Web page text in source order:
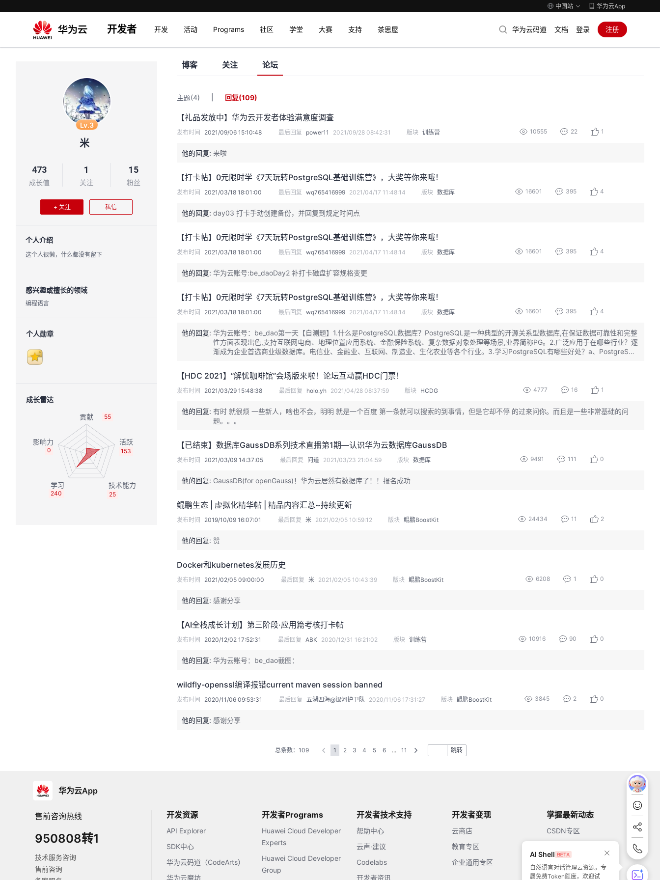
中国站 华为云App
开发者 开发 活动 Programs 社区 学堂 大赛 支持 茶思屋 华为云码道 文档 登录 注册
Lv.3
米
473
成长值
1
关注
15
粉丝
+ 关注 私信
个人介绍
这个人很懒，什么都没有留下
感兴趣或擅长的领域
编程语言
个人勋章
成长雷达
55
153
25
240
0
博客 关注 论坛
主题(4) 回复(109)
【礼品发放中】华为云开发者体验满意度调查
发布时间 2021/09/06 15:10:48 最后回复 power11 2021/09/28 08:42:31 版块 训练营 10555 22 1
他的回复: 来啦
【打卡帖】0元限时学《7天玩转PostgreSQL基础训练营》，大奖等你来哦！
发布时间 2021/03/18 18:01:00 最后回复 wq765416999 2021/04/17 11:48:14 版块 数据库 16601 395 4
他的回复: day03 打卡手动创建备份，并回复到规定时间点
【打卡帖】0元限时学《7天玩转PostgreSQL基础训练营》，大奖等你来哦！
发布时间 2021/03/18 18:01:00 最后回复 wq765416999 2021/04/17 11:48:14 版块 数据库 16601 395 4
他的回复: 华为云账号:be_daoDay2 补打卡磁盘扩容规格变更
【打卡帖】0元限时学《7天玩转PostgreSQL基础训练营》，大奖等你来哦！
发布时间 2021/03/18 18:01:00 最后回复 wq765416999 2021/04/17 11:48:14 版块 数据库 16601 395 4
他的回复: 华为云账号：be_dao第一天【自测题】1.什么是PostgreSQL数据库？PostgreSQL是一种典型的开源关系型数据库,在保证数据可靠性和完整
性方面表现出色,支持互联网电商、地理位置应用系统、金融保险系统、复杂数据对象处理等场景,业界简称PG。2.广泛应用于在哪些行业？逐
渐成为企业首选商业级数据库。电信业、金融业、互联网、制造业、生化农业等各个行业。3.学习PostgreSQL有哪些好处？a、PostgreSQL
【HDC 2021】“解忧咖啡馆”会场版来啦！论坛互动赢HDC门票！
发布时间 2021/03/29 15:48:38 最后回复 holo.yh 2021/04/28 08:37:59 版块 HCDG 4777 16 1
他的回复: 有时 就很烦 一些新人，啥也不会，明明 就是一个百度 第一条就可以搜索的到事情，但是它却不停 的过来问你。而且是一些非常基础的问
题。。。
【已结束】数据库GaussDB系列技术直播第1期—认识华为云数据库GaussDB
发布时间 2021/03/09 14:37:05 最后回复 问道 2021/03/23 21:04:59 版块 数据库 9491 111 0
他的回复: GaussDB(for openGauss)！华为云居然有数据库了！！报名成功
鲲鹏生态 | 虚拟化精华帖 | 精品内容汇总~持续更新
发布时间 2019/10/09 16:07:01 最后回复 米 2021/02/05 10:59:12 版块 鲲鹏BoostKit 24434 11 2
他的回复: 赞
Docker和kubernetes发展历史
发布时间 2021/02/05 09:00:00 最后回复 米 2021/02/05 10:43:39 版块 鲲鹏BoostKit 6208 1 0
他的回复: 感谢分享
【AI全栈成长计划】第三阶段·应用篇考核打卡帖
发布时间 2020/12/02 17:52:31 最后回复 ABK 2020/12/31 16:21:02 版块 训练营 10916 90 0
他的回复: 华为云账号：be_dao截图：
wildfly-openssl编译报错current maven session banned
发布时间 2020/11/06 09:53:31 最后回复 五湖四海@银河护卫队 2020/11/06 17:31:27 版块 鲲鹏BoostKit 3845 2 0
他的回复: 感谢分享
总条数：109 1 2 3 4 5 6 ... 11 跳转
华为云App
售前咨询热线
950808转1
技术服务咨询
售前咨询
开发资源
API Explorer
SDK中心
华为云码道（CodeArts）
华为云魔坊
开发者Programs
Huawei Cloud Developer
Experts
Huawei Cloud Developer
Group
开发者技术支持
帮助中心
云声·建议
Codelabs
开发者资讯
开发者变现
云商店
教育专区
企业通用专区
掌握最新动态
CSDN专区
51CTO
AI Shell
自然语言对话管理云资源，专
属免费Token额度，欢迎试